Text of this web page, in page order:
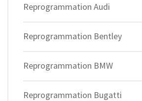
Reprogrammation Audi
Reprogrammation Bentley
Reprogrammation BMW
Reprogrammation Bugatti